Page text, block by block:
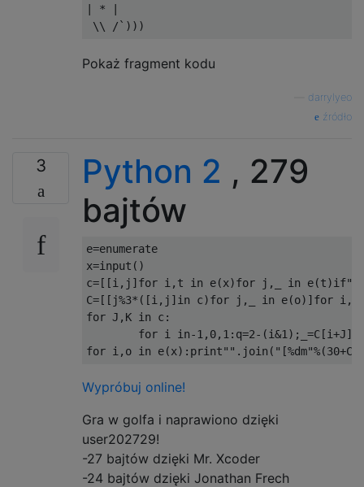
| * |
Pokaż fragment kodu
darrylyeo
źródło
3 Python 2 , 279
bajtów
e=enumerate
x=input ()
c=[[i , j ] for i , t in e(x)for j , in e(t)if
C=[[ j%3*([i , j ] in c)for j , in e(o)] for i ,
for J , K in c :
for i in-1 , 0, 1 : q=2-(i&1 ); =C [i+J];
for i , o in e(x): print"" . join ( "[%dm"%(30+C
Wypróbuj online!
Gra w golfa i naprawiono dzięki
user202729!
-27 bajtów dzięki Mr. Xcoder
-24 bajtów dzięki Jonathan Frech